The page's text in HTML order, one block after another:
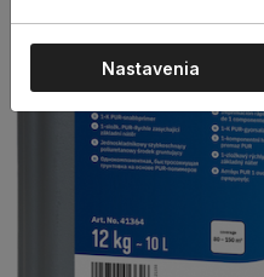
Nastavenia